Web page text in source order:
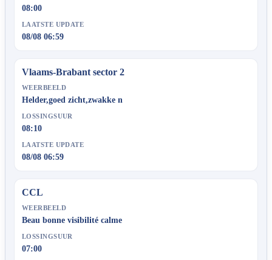
08:00
LAATSTE UPDATE
08/08 06:59
Vlaams-Brabant sector 2
WEERBEELD
Helder,goed zicht,zwakke n
LOSSINGSUUR
08:10
LAATSTE UPDATE
08/08 06:59
CCL
WEERBEELD
Beau bonne visibilité calme
LOSSINGSUUR
07:00